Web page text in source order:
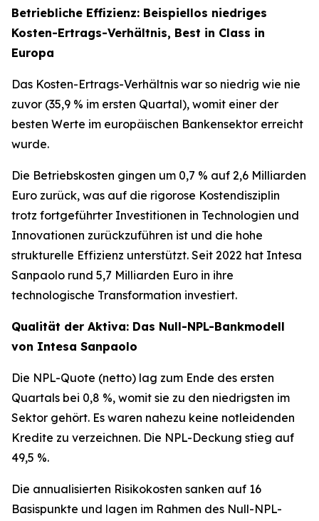
Betriebliche Effizienz: Beispiellos niedriges
Kosten-Ertrags-Verhältnis, Best in Class in
Europa
Das Kosten-Ertrags-Verhältnis war so niedrig wie nie
zuvor (35,9 % im ersten Quartal), womit einer der
besten Werte im europäischen Bankensektor erreicht
wurde.
Die Betriebskosten gingen um 0,7 % auf 2,6 Milliarden
Euro zurück, was auf die rigorose Kostendisziplin
trotz fortgeführter Investitionen in Technologien und
Innovationen zurückzuführen ist und die hohe
strukturelle Effizienz unterstützt. Seit 2022 hat Intesa
Sanpaolo rund 5,7 Milliarden Euro in ihre
technologische Transformation investiert.
Qualität der Aktiva: Das Null-NPL-Bankmodell
von Intesa Sanpaolo
Die NPL-Quote (netto) lag zum Ende des ersten
Quartals bei 0,8 %, womit sie zu den niedrigsten im
Sektor gehört. Es waren nahezu keine notleidenden
Kredite zu verzeichnen. Die NPL-Deckung stieg auf
49,5 %.
Die annualisierten Risikokosten sanken auf 16
Basispunkte und lagen im Rahmen des Null-NPL-